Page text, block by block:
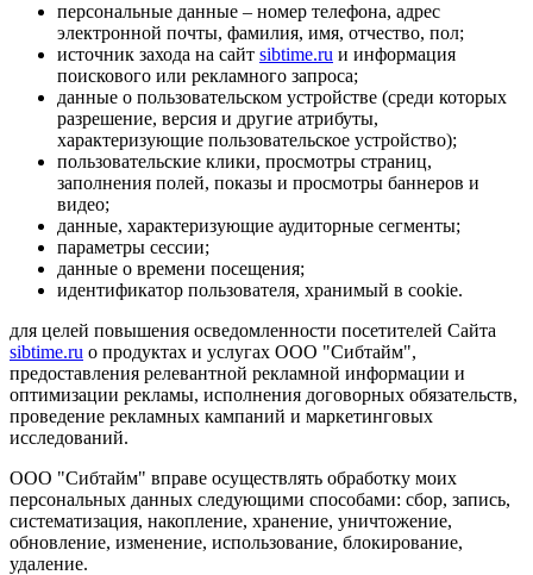
персональные данные – номер телефона, адрес
электронной почты, фамилия, имя, отчество, пол;
источник захода на сайт sibtime.ru и информация
поискового или рекламного запроса;
данные о пользовательском устройстве (среди которых
разрешение, версия и другие атрибуты,
характеризующие пользовательское устройство);
пользовательские клики, просмотры страниц,
заполнения полей, показы и просмотры баннеров и
видео;
данные, характеризующие аудиторные сегменты;
параметры сессии;
данные о времени посещения;
идентификатор пользователя, хранимый в cookie.
для целей повышения осведомленности посетителей Сайта
sibtime.ru о продуктах и услугах ООО "Сибтайм",
предоставления релевантной рекламной информации и
оптимизации рекламы, исполнения договорных обязательств,
проведение рекламных кампаний и маркетинговых
исследований.
ООО "Сибтайм" вправе осуществлять обработку моих
персональных данных следующими способами: сбор, запись,
систематизация, накопление, хранение, уничтожение,
обновление, изменение, использование, блокирование,
удаление.